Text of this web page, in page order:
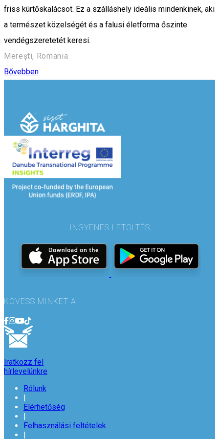
friss kürtőskalácsot. Ez a szálláshely ideális mindenkinek, aki
a természet közelségét és a falusi életforma őszinte
vendégszeretetét keresi.
Merești, Romania
Bővebben
INGYENES LETÖLTÉS
KÖVESS MINKET A
Iratkozz fel
hírlevelünkre
Rólunk
Elérhetőség
Felhasználási feltételek